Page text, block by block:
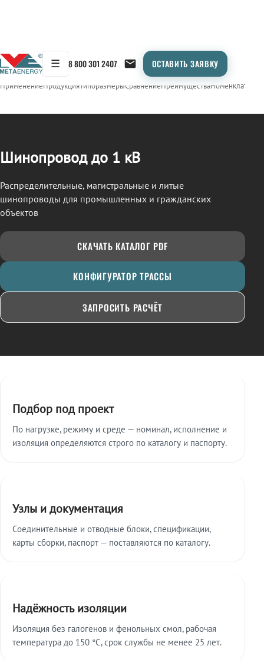
☰ 8 800 301 2407 ОСТАВИТЬ ЗАЯВКУ
← Продукция/ШИНОПРОВОД
ПрименениеПродукцияТипоразмерыСравнениеПреимуществаНоменклатура
Шинопровод до 1 кВ
Распределительные, магистральные и литые
шинопроводы для промышленных и гражданских
объектов
СКАЧАТЬ КАТАЛОГ PDF
КОНФИГУРАТОР ТРАССЫ
ЗАПРОСИТЬ РАСЧЁТ
Подбор под проект
По нагрузке, режиму и среде — номинал, исполнение и
изоляция определяются строго по каталогу и паспорту.
Узлы и документация
Соединительные и отводные блоки, спецификации,
карты сборки, паспорт — поставляются по каталогу.
Надёжность изоляции
Изоляция без галогенов и фенольных смол, рабочая
температура до 150 °C, срок службы не менее 25 лет.